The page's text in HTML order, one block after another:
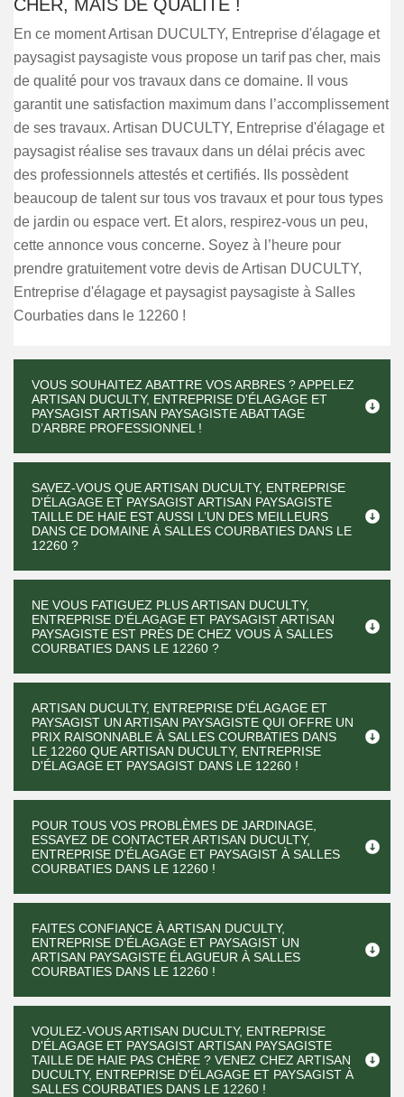
CHER, MAIS DE QUALITÉ !
En ce moment Artisan DUCULTY, Entreprise d'élagage et
paysagist paysagiste vous propose un tarif pas cher, mais
de qualité pour vos travaux dans ce domaine. Il vous
garantit une satisfaction maximum dans l’accomplissement
de ses travaux. Artisan DUCULTY, Entreprise d'élagage et
paysagist réalise ses travaux dans un délai précis avec
des professionnels attestés et certifiés. Ils possèdent
beaucoup de talent sur tous vos travaux et pour tous types
de jardin ou espace vert. Et alors, respirez-vous un peu,
cette annonce vous concerne. Soyez à l’heure pour
prendre gratuitement votre devis de Artisan DUCULTY,
Entreprise d'élagage et paysagist paysagiste à Salles
Courbaties dans le 12260 !
VOUS SOUHAITEZ ABATTRE VOS ARBRES ? APPELEZ
ARTISAN DUCULTY, ENTREPRISE D'ÉLAGAGE ET
PAYSAGIST ARTISAN PAYSAGISTE ABATTAGE
D’ARBRE PROFESSIONNEL !
SAVEZ-VOUS QUE ARTISAN DUCULTY, ENTREPRISE
D'ÉLAGAGE ET PAYSAGIST ARTISAN PAYSAGISTE
TAILLE DE HAIE EST AUSSI L’UN DES MEILLEURS
DANS CE DOMAINE À SALLES COURBATIES DANS LE
12260 ?
NE VOUS FATIGUEZ PLUS ARTISAN DUCULTY,
ENTREPRISE D'ÉLAGAGE ET PAYSAGIST ARTISAN
PAYSAGISTE EST PRÈS DE CHEZ VOUS À SALLES
COURBATIES DANS LE 12260 ?
ARTISAN DUCULTY, ENTREPRISE D'ÉLAGAGE ET
PAYSAGIST UN ARTISAN PAYSAGISTE QUI OFFRE UN
PRIX RAISONNABLE À SALLES COURBATIES DANS
LE 12260 QUE ARTISAN DUCULTY, ENTREPRISE
D'ÉLAGAGE ET PAYSAGIST DANS LE 12260 !
POUR TOUS VOS PROBLÈMES DE JARDINAGE,
ESSAYEZ DE CONTACTER ARTISAN DUCULTY,
ENTREPRISE D'ÉLAGAGE ET PAYSAGIST À SALLES
COURBATIES DANS LE 12260 !
FAITES CONFIANCE À ARTISAN DUCULTY,
ENTREPRISE D'ÉLAGAGE ET PAYSAGIST UN
ARTISAN PAYSAGISTE ÉLAGUEUR À SALLES
COURBATIES DANS LE 12260 !
VOULEZ-VOUS ARTISAN DUCULTY, ENTREPRISE
D'ÉLAGAGE ET PAYSAGIST ARTISAN PAYSAGISTE
TAILLE DE HAIE PAS CHÈRE ? VENEZ CHEZ ARTISAN
DUCULTY, ENTREPRISE D'ÉLAGAGE ET PAYSAGIST À
SALLES COURBATIES DANS LE 12260 !